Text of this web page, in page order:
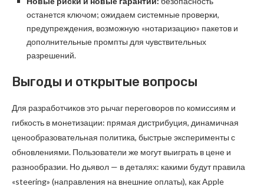
останется ключом; ожидаем системные проверки,
предупреждения, возможную «нотаризацию» пакетов и
дополнительные промпты для чувствительных
разрешений.
Выгоды и открытые вопросы
Для разработчиков это рычаг переговоров по комиссиям и
гибкость в монетизации: прямая дистрибуция, динамичная
ценообразовательная политика, быстрые эксперименты с
обновлениями. Пользователи же могут выиграть в цене и
разнообразии. Но дьявол — в деталях: какими будут правила
«steering» (направления на внешние оплаты), как Apple